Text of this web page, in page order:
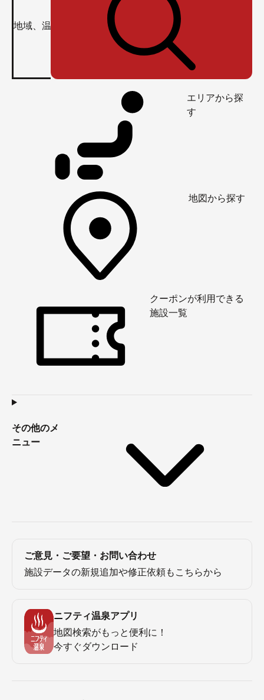
エリアから探
す
地図から探す
クーポンが利用できる
施設一覧
その他のメ
ニュー
ご意見・ご要望・お問い合わせ
施設データの新規追加や修正依頼もこちらから
ニフティ温泉アプリ
地図検索がもっと便利に！
今すぐダウンロード